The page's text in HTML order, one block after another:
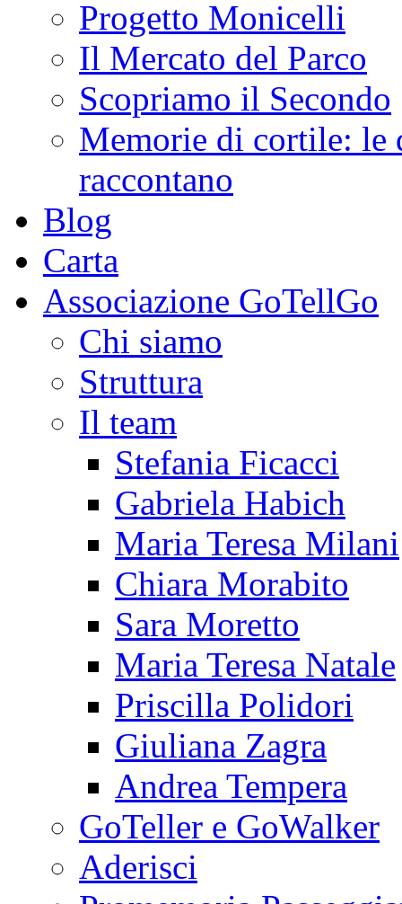
Progetto Monicelli
Il Mercato del Parco
Scopriamo il Secondo
Memorie di cortile: le
raccontano
Blog
Carta
Associazione GoTellGo
Chi siamo
Struttura
Il team
Stefania Ficacci
Gabriela Habich
Maria Teresa Milani
Chiara Morabito
Sara Moretto
Maria Teresa Natale
Priscilla Polidori
Giuliana Zagra
Andrea Tempera
GoTeller e GoWalker
Aderisci